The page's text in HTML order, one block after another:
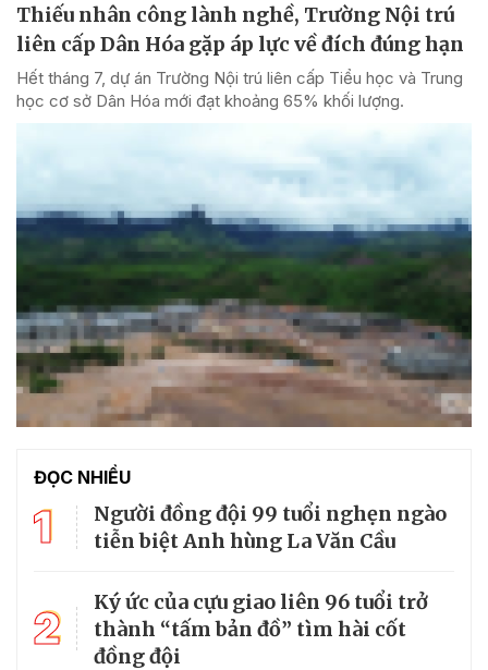
Thiếu nhân công lành nghề, Trường Nội trú
liên cấp Dân Hóa gặp áp lực về đích đúng hạn
Hết tháng 7, dự án Trường Nội trú liên cấp Tiểu học và Trung
học cơ sở Dân Hóa mới đạt khoảng 65% khối lượng.
ĐỌC NHIỀU
1
Người đồng đội 99 tuổi nghẹn ngào
tiễn biệt Anh hùng La Văn Cầu
2
Ký ức của cựu giao liên 96 tuổi trở
thành “tấm bản đồ” tìm hài cốt
đồng đội